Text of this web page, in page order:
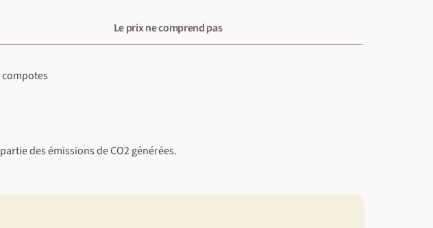
Le prix ne comprend pas
des émissions de CO2 générées.